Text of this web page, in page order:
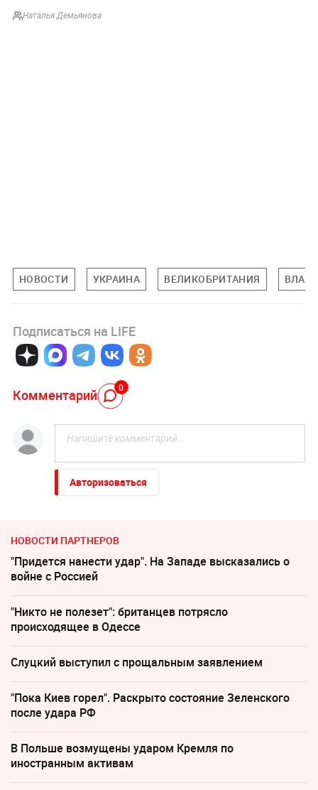
Наталья Демьянова
НОВОСТИ УКРАИНА ВЕЛИКОБРИТАНИЯ
Подписаться на LIFE
Комментарий 0
Авторизоваться
НОВОСТИ ПАРТНЕРОВ
"Придется нанести удар". На Западе высказались о
войне с Россией
"Никто не полезет": британцев потрясло
происходящее в Одессе
Слуцкий выступил с прощальным заявлением
"Пока Киев горел". Раскрыто состояние Зеленского
после удара РФ
В Польше возмущены ударом Кремля по
иностранным активам